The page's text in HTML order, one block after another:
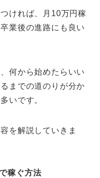
ければ、月10万円稼
業後の進路にも良い
何から始めたらいい
までの道のりが分か
いです。
を解説していきま
稼ぐ方法